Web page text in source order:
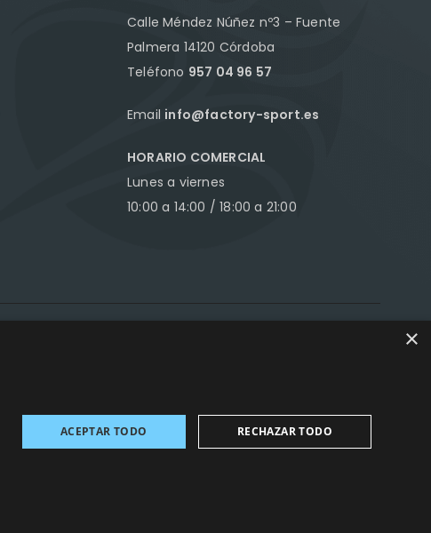
Calle Méndez Núñez nº3 – Fuente
Palmera 14120 Córdoba
Teléfono 957 04 96 57
Email info@factory-sport.es
HORARIO COMERCIAL
Lunes a viernes
10:00 a 14:00 / 18:00 a 21:00
×
ACEPTAR TODO RECHAZAR TODO